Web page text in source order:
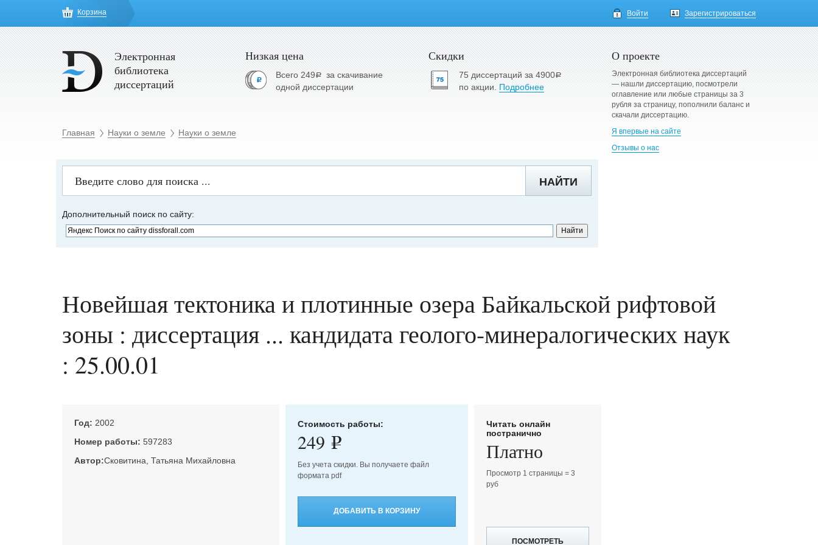
Корзина Войти Зарегистрироваться
Электронная
библиотека
диссертаций
Низкая цена
Всего 249a за скачивание
одной диссертации
Скидки
75 диссертаций за 4900a
по акции. Подробнее
Главная Науки о земле Науки о земле
О проекте
Электронная библиотека диссертаций
— нашли диссертацию, посмотрели
оглавление или любые страницы за 3
рубля за страницу, пополнили баланс и
скачали диссертацию.
Я впервые на сайте
Отзывы о нас
НАЙТИ
Дополнительный поиск по сайту:
Новейшая тектоника и плотинные озера Байкальской рифтовой
зоны : диссертация ... кандидата геолого-минералогических наук
: 25.00.01
Год: 2002
Номер работы: 597283
Автор:Сковитина, Татьяна Михайловна
Стоимость работы:
249 e
Без учета скидки. Вы получаете файл
формата pdf
ДОБАВИТЬ В КОРЗИНУ
Читать онлайн
постранично
Платно
Просмотр 1 страницы = 3
руб
ПОСМОТРЕТЬ